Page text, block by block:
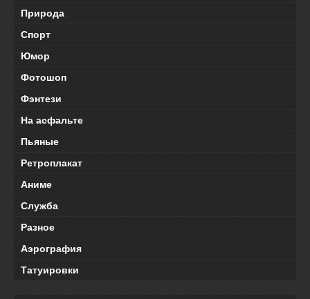
Природа
Спорт
Юмор
Фотошоп
Фэнтези
На асфальте
Пьяные
Ретроплакат
Аниме
Служба
Разное
Аэрография
Татуировки